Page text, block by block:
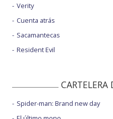
Verity
Cuenta atrás
Sacamantecas
Resident Evil
CARTELERA
Spider-man: Brand new day